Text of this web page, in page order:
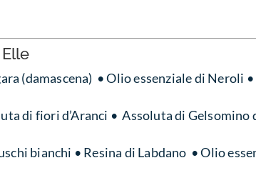
(damascena) • Olio essenziale di Neroli
di fiori d’Aranci • Assolutadi Gelsomino
bianchi • Resina di Labdano • Olio